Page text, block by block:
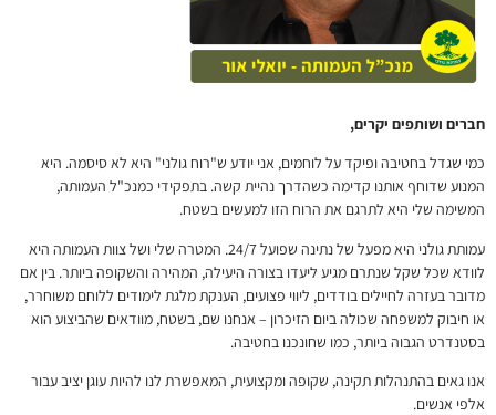
חברים ושותפים יקרים,
כמי שגדל בחטיבה ופיקד על לוחמים, אני יודע ש"רוח גולני" היא לא סיסמה. היא
המנוע שדוחף אותנו קדימה כשהדרך נהיית קשה. בתפקידי כמנכ"ל העמותה,
המשימה שלי היא לתרגם את הרוח הזו למעשים בשטח.
עמותת גולני היא מפעל של נתינה שפועל 24/7. המטרה שלי ושל צוות העמותה היא
לוודא שכל שקל שנתרם מגיע ליעדו בצורה היעילה, המהירה והשקופה ביותר. בין אם
מדובר בעזרה לחיילים בודדים, ליווי פצועים, הענקת מלגת לימודים ללוחם משוחרר,
או חיבוק למשפחה שכולה ביום הזיכרון – אנחנו שם, בשטח, מוודאים שהביצוע הוא
בסטנדרט הגבוה ביותר, כמו שחונכנו בחטיבה.
אנו גאים בהתנהלות תקינה, שקופה ומקצועית, המאפשרת לנו להיות עוגן יציב עבור
אלפי אנשים.